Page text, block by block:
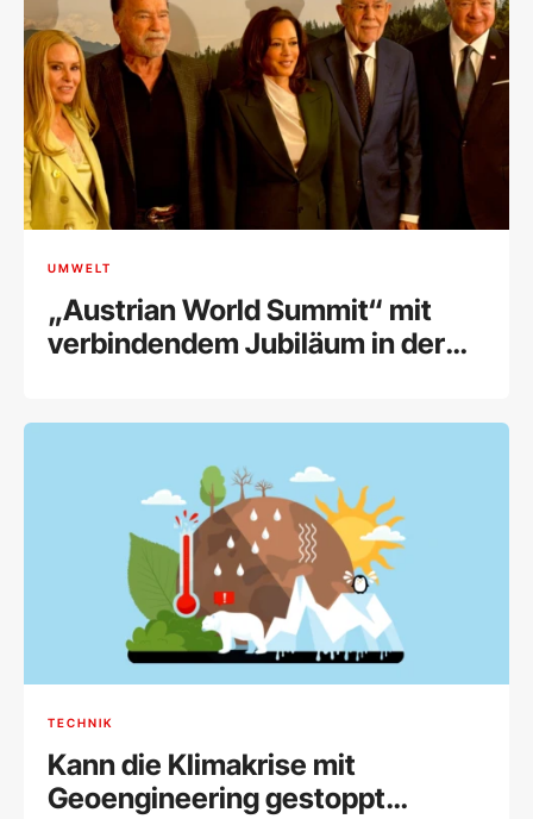
UMWELT
„Austrian World Summit“ mit
verbindendem Jubiläum in der
TECHNIK
Kann die Klimakrise mit
Geoengineering gestoppt